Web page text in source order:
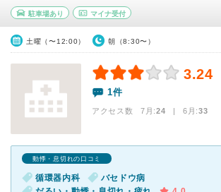
駐車場あり マイナ受付
土曜（〜12:00） 朝（8:30〜）
3.24
1件
アクセス数 7月:24 | 6月:33
動悸・息切れの口コミ
循環器内科
バセドウ病